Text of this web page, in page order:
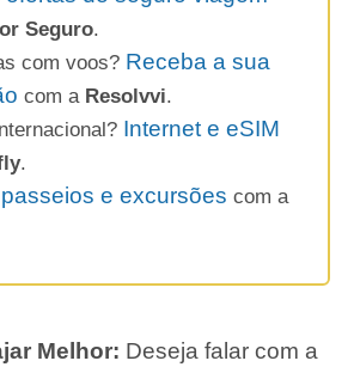
Seguro.
com voos? Receba a sua
com a Resolvvi.
Internet e eSIM
.
passeios e excursões com a
Melhor: Deseja falar com a